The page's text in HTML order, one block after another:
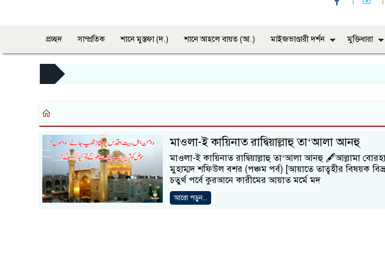
প্রচ্ছদ সাম্প্রতিক শানে মুস্তফা (দ.) শানে আহলে বায়ত (আ.) মাইজভাণ্ডারী দর্শন মুক্তিধারা
মাওলা-ই কায়িনাত রাদ্বিয়াল্লাহু তা‘আলা আনহু
মাওলা-ই কায়িনাত রাদ্বিয়াল্লাহু তা‘আলা আনহু 🖋আল্লামা
মুহাম্মদ শফিউল বশর (পঞ্চম পর্ব) [আয়াতে তাত্বহীর বিষয়ক
চতুর্থ পর্বে কুরআনে কারীমের আয়াত মর্মে মদ
আরো পড়ুন...